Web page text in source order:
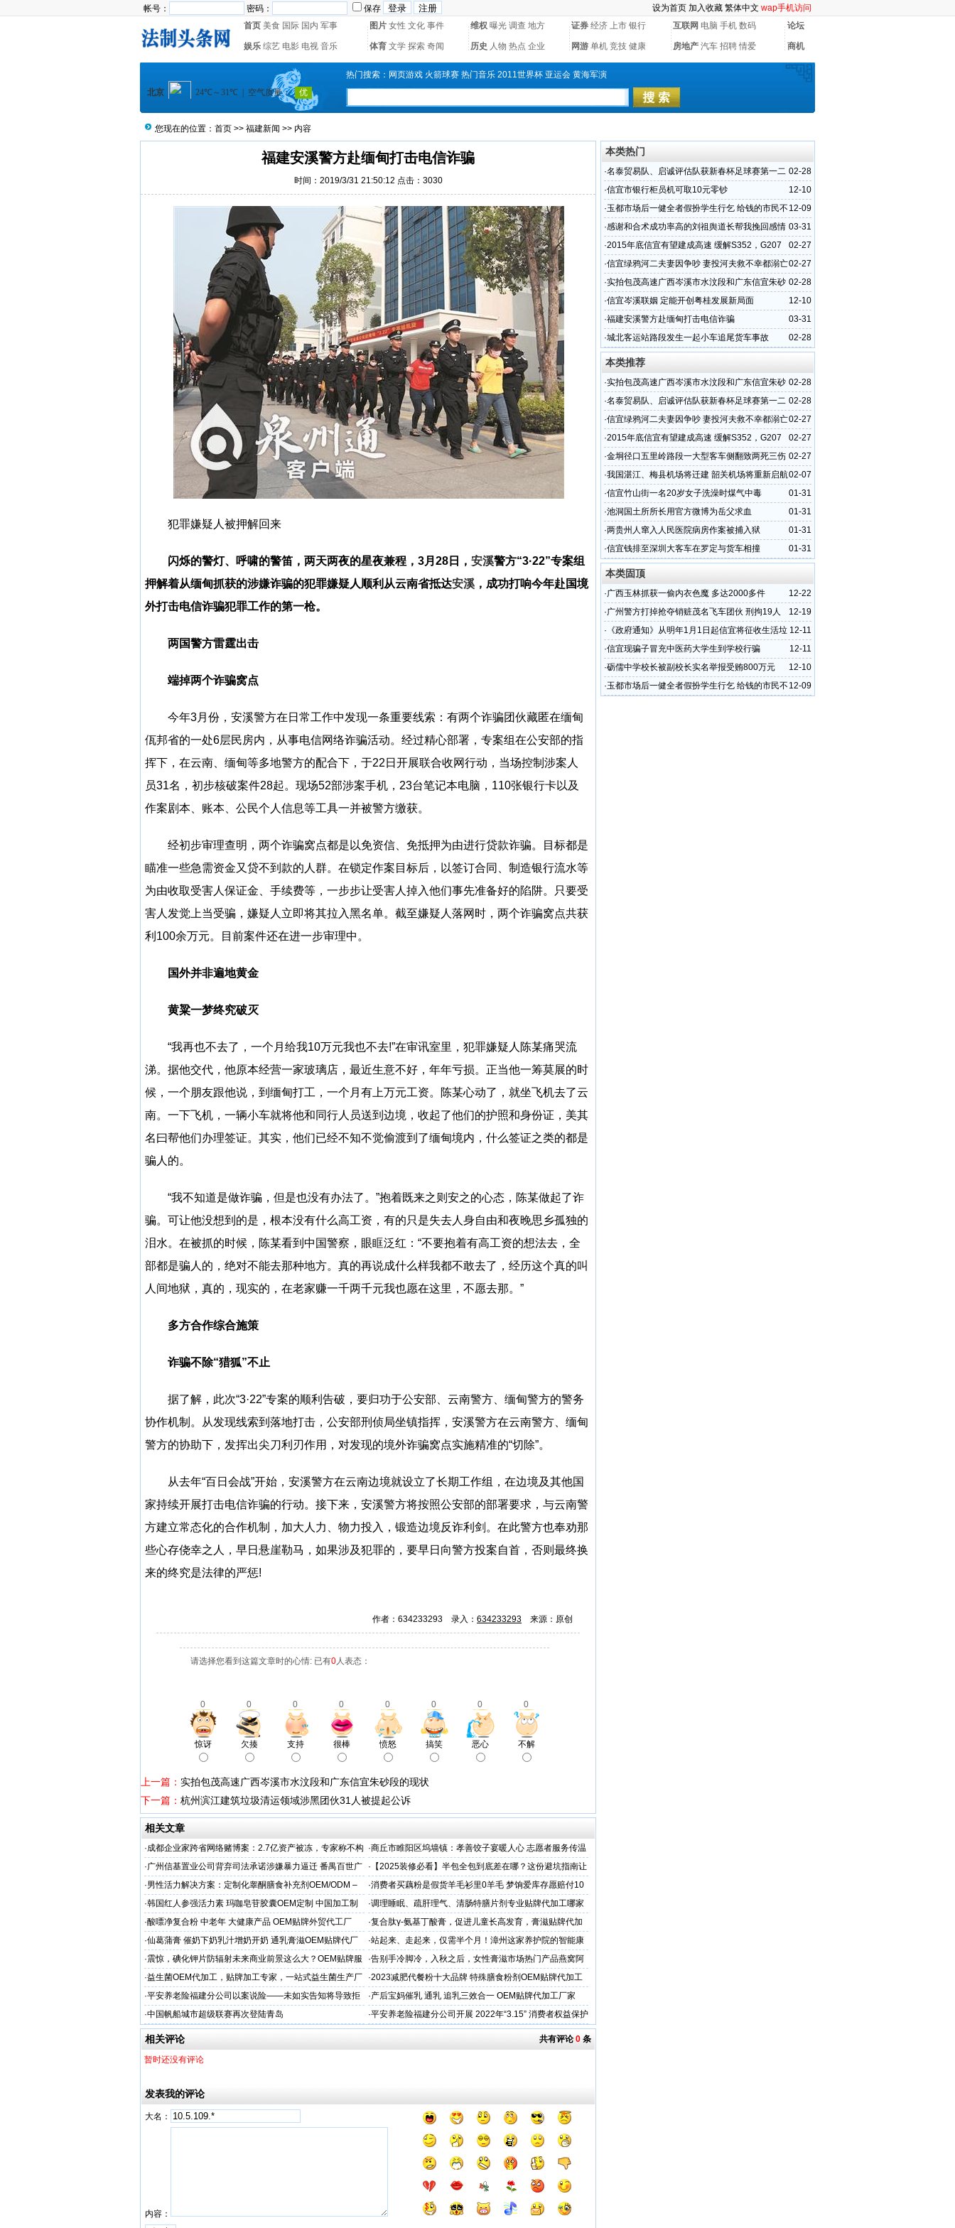
帐号： 密码： 保存 设为首页 加入收藏 繁体中文 wap手机访问
首页 美食 国际 国内 军事 图片 女性 文化 事件 维权 曝光 调查 地方 证券 经济 上市 银行 互联网 电脑 手机 数码 论坛
娱乐 综艺 电影 电视 音乐 体育 文学 探索 奇闻 历史 人物 热点 企业 网游 单机 竞技 健康 房地产 汽车 招聘 情爱 商机
热门搜索： 网页游戏 火箭球赛 热门音乐 2011世界杯 亚运会 黄海军演
您现在的位置： 首页 >> 福建新闻 >> 内容
福建安溪警方赴缅甸打击电信诈骗
时间：2019/3/31 21:50:12 点击：3030
犯罪嫌疑人被押解回来
闪烁的警灯、呼啸的警笛，两天两夜的星夜兼程，3月28日， 安溪警方“3·22”专案组
押解着从缅甸抓获的涉嫌诈骗的犯罪嫌疑人顺利从云南省抵达安溪 ，成功打响今年赴国境
外打击电信诈骗犯罪工作的第一枪。
两国警方雷霆出击
端掉两个诈骗窝点
今年3月份，安溪警方在日常工作中发现一条重要线索：有两个诈骗团伙藏匿在缅甸
佤邦省的一处6层民房内，从事电信网络诈骗活动。经过精心部署，专案组在公安部的指
挥下，在云南、缅甸等多地警方的配合下，于22日开展联合收网行动，当场控制涉案人
员31名，初步核破案件28起。现场52部涉案手机，23台笔记本电脑，110张银行卡以及
作案剧本、账本、公民个人信息等工具一并被警方缴获。
经初步审理查明，两个诈骗窝点都是以免资信、免抵押为由进行贷款诈骗。目标都是
瞄准一些急需资金又贷不到款的人群。在锁定作案目标后，以签订合同、制造银行流水等
为由收取受害人保证金、手续费等，一步步让受害人掉入他们事先准备好的陷阱。只要受
害人发觉上当受骗，嫌疑人立即将其拉入黑名单。截至嫌疑人落网时，两个诈骗窝点共获
利100余万元。目前案件还在进一步审理中。
国外并非遍地黄金
黄粱一梦终究破灭
“我再也不去了，一个月给我10万元我也不去!”在审讯室里，犯罪嫌疑人陈某痛哭流
涕。据他交代，他原本经营一家玻璃店，最近生意不好，年年亏损。正当他一筹莫展的时
候，一个朋友跟他说，到缅甸打工，一个月有上万元工资。陈某心动了，就坐飞机去了云
南。一下飞机，一辆小车就将他和同行人员送到边境，收起了他们的护照和身份证，美其
名曰帮他们办理签证。其实，他们已经不知不觉偷渡到了缅甸境内，什么签证之类的都是
骗人的。
“我不知道是做诈骗，但是也没有办法了。”抱着既来之则安之的心态，陈某做起了诈
骗。可让他没想到的是，根本没有什么高工资，有的只是失去人身自由和夜晚思乡孤独的
泪水。在被抓的时候，陈某看到中国警察，眼眶泛红：“不要抱着有高工资的想法去，全
部都是骗人的，绝对不能去那种地方。真的再说成什么样我都不敢去了，经历这个真的叫
人间地狱，真的，现实的，在老家赚一千两千元我也愿在这里，不愿去那。”
多方合作综合施策
诈骗不除“猎狐”不止
据了解，此次“3·22”专案的顺利告破，要归功于公安部、云南警方、缅甸警方的警务
协作机制。从发现线索到落地打击，公安部刑侦局坐镇指挥，安溪警方在云南警方、缅甸
警方的协助下，发挥出尖刀利刃作用，对发现的境外诈骗窝点实施精准的“切除”。
从去年“百日会战”开始，安溪警方在云南边境就设立了长期工作组，在边境及其他国
家持续开展打击电信诈骗的行动。接下来，安溪警方将按照公安部的部署要求，与云南警
方建立常态化的合作机制，加大人力、物力投入，锻造边境反诈利剑。在此警方也奉劝那
些心存侥幸之人，早日悬崖勒马，如果涉及犯罪的，要早日向警方投案自首，否则最终换
来的终究是法律的严惩!
作者：634233293 录入： 634233293 来源：原创
请选择您看到这篇文章时的心情: 已有0人表态：
0 0 0 0 0 0 0 0
惊讶 欠揍 支持 很棒 愤怒 搞笑 恶心 不解
上一篇： 实拍包茂高速广西岑溪市水汶段和广东信宜朱砂段的现状
下一篇： 杭州滨江建筑垃圾清运领域涉黑团伙31人被提起公诉
相关文章
·成都企业家跨省网络赌博案：2.7亿资产被冻，专家称不构
成犯罪
·商丘市睢阳区坞墙镇：孝善饺子宴暖人心 志愿者服务传温
情
·广州信基置业公司背弃司法承诺涉嫌暴力逼迁 番禺百世广
场几十户商户陷家破业毁绝境
· 【2025装修必看】半包全包到底差在哪？这份避坑指南让
你省下3万冤枉钱！
·‌男性活力解决方案：定制化睾酮膳食补充剂OEM/ODM –
天然原料，快速交货‌
·消费者买藕粉是假货羊毛衫里0羊毛 梦饷爱库存愿赔付10
倍
·韩国红人参强活力素 玛咖皂苷胶囊OEM定制 中国加工制
造商
·调理睡眠、疏肝理气、清肠特膳片剂专业贴牌代加工哪家
专业
·酸嘌净复合粉 中老年 大健康产品 OEM贴牌外贸代工厂 ·复合肽γ-氨基丁酸膏，促进儿童长高发育，膏滋贴牌代加
工厂家
·仙葛蒲膏 催奶下奶乳汁增奶开奶 通乳膏滋OEM贴牌代厂
家
·站起来、走起来，仅需半个月！漳州这家养护院的智能康
复训练设备帮了大忙
·震惊，碘化钾片防辐射未来商业前景这么大？OEM贴牌服
务商
·告别手冷脚冷，入秋之后，女性膏滋市场热门产品燕窝阿
胶蜜膏
·益生菌OEM代加工，贴牌加工专家，一站式益生菌生产厂
家
·2023减肥代餐粉十大品牌 特殊膳食粉剂OEM贴牌代加工
·平安养老险福建分公司以案说险——未如实告知将导致拒
赔
·产后宝妈催乳 通乳 追乳三效合一 OEM贴牌代加工厂家
·中国帆船城市超级联赛再次登陆青岛 ·平安养老险福建分公司开展 2022年“3.15” 消费者权益保护
教育宣传周活动
共有评论0 条
相关评论
暂时还没有评论
发表我的评论
大名：
内容：
本类热门
02-28
·名泰贸易队、启诚评估队获新春杯足球赛第一二
名
12-10
·信宜市银行柜员机可取10元零钞
12-09
·玉都市场后一健全者假扮学生行乞 给钱的市民不
少
03-31
·感谢和合术成功率高的刘祖舆道长帮我挽回感情
02-27
·2015年底信宜有望建成高速 缓解S352，G207
的交通压
02-27
·信宜绿鸦河二夫妻因争吵 妻投河夫救不幸都溺亡
02-28
·实拍包茂高速广西岑溪市水汶段和广东信宜朱砂
段的现状
12-10
·信宜岑溪联姻 定能开创粤桂发展新局面
03-31
·福建安溪警方赴缅甸打击电信诈骗
02-28
·城北客运站路段发生一起小车追尾货车事故
本类推荐
02-28
·实拍包茂高速广西岑溪市水汶段和广东信宜朱砂
段的现状
02-28
·名泰贸易队、启诚评估队获新春杯足球赛第一二
名
02-27
·信宜绿鸦河二夫妻因争吵 妻投河夫救不幸都溺亡
02-27
·2015年底信宜有望建成高速 缓解S352，G207
的交通压
02-27
·金垌径口五里岭路段一大型客车侧翻致两死三伤
02-07
·我国湛江、梅县机场将迁建 韶关机场将重新启航
01-31
·信宜竹山街一名20岁女子洗澡时煤气中毒
01-31
·池洞国土所所长用官方微博为岳父求血
01-31
·两贵州人窜入人民医院病房作案被捕入狱
01-31
·信宜钱排至深圳大客车在罗定与货车相撞
本类固顶
12-22
·广西玉林抓获一偷内衣色魔 多达2000多件
12-19
·广州警方打掉抢夺销赃茂名飞车团伙 刑拘19人
12-11
· 《政府通知》从明年1月1日起信宜将征收生活垃
圾处理费
12-11
·信宜现骗子冒充中医药大学生到学校行骗
12-10
·砺儒中学校长被副校长实名举报受贿800万元
12-09
·玉都市场后一健全者假扮学生行乞 给钱的市民不